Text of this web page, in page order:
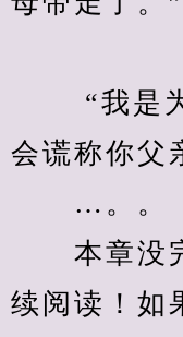
“我是为
会谎称你父
…。。
本章没完
续阅读！如